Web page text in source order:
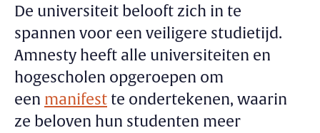
De universiteit belooft zich in te
spannen voor een veiligere studietijd.
Amnesty heeft alle universiteiten en
hogescholen opgeroepen om
een manifest te ondertekenen, waarin
ze beloven hun studenten meer